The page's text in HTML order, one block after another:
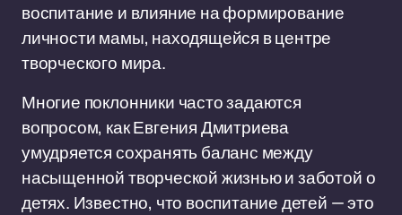
воспитание и влияние на формирование
личности мамы, находящейся в центре
творческого мира.
Многие поклонники часто задаются
вопросом, как Евгения Дмитриева
умудряется сохранять баланс между
насыщенной творческой жизнью и заботой о
детях. Известно, что воспитание детей — это